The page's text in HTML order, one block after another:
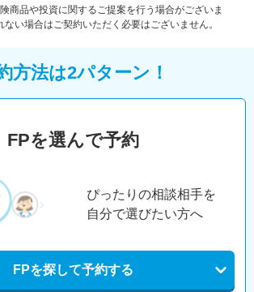
商品や投資に関するご提案を行う場合がございま
い場合はご契約いただく必要はございません。
方法は2パターン！
FPを選んで予約
ぴったりの相談相手を
自分で選びたい方へ
FPを探して予約する